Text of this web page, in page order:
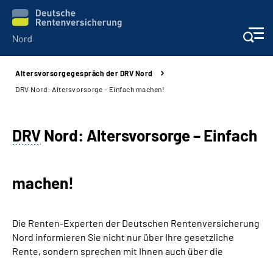
Beratung und Kontakt
Presse
Über uns
Altersvorsorgegespräch der DRV Nord
DRV Nord: Altersvorsorge – Einfach machen!
DRVNord: Altersvorsorge – Einfach
machen!
Die Renten-Experten der Deutschen Rentenversicherung
Nord informieren Sie nicht nur über Ihre gesetzliche
Rente, sondern sprechen mit Ihnen auch über die